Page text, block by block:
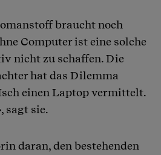
braucht noch
Computer ist eine solche
nicht zu schaffen. Die
hat das Dilemma
einen Laptop vermittelt.
sagt sie.
daran, den bestehenden